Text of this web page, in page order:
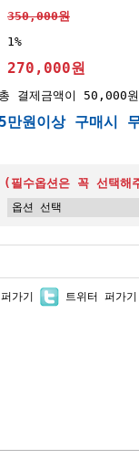
350,000원
1%
270,000원
총 결제금액이 50,000
5만원이상 구매시
필수옵션은 꼭 선택해
가기 트위터 퍼가기